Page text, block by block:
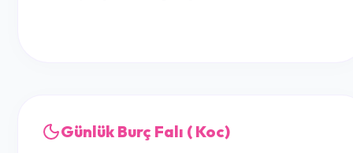
Günlük Burç Falı ( Koc)